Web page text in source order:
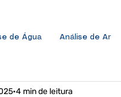
de Água Análise de Ar
4 min de leitura